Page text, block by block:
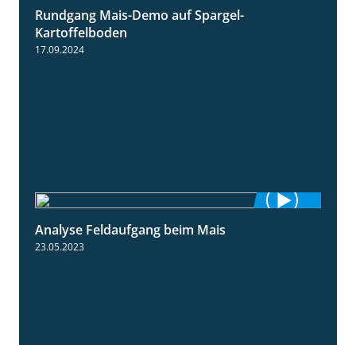
Rundgang Mais-Demo auf Spargel-
Kartoffelboden
17.09.2024
Analyse Feldaufgang beim Mais
23.05.2023